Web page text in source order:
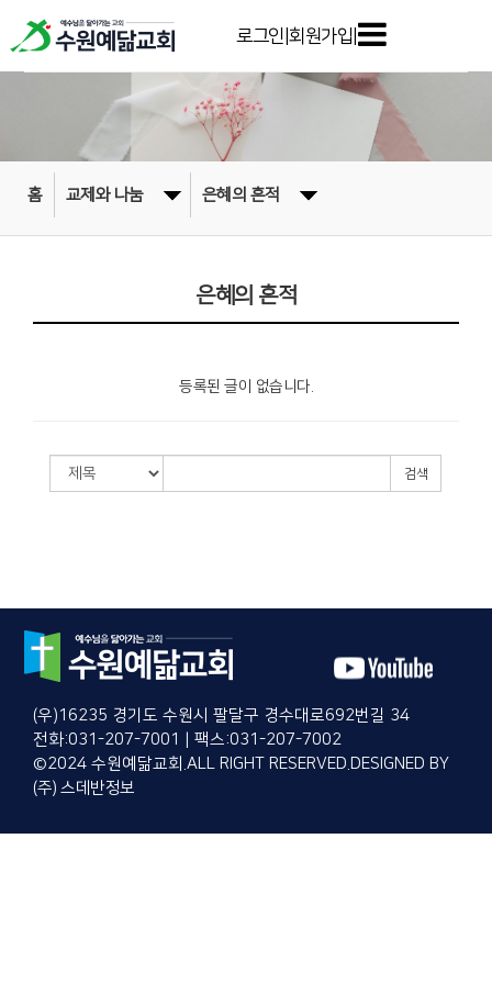
로그인 |회원가입
홈 교제와 나눔 은혜의 흔적
은혜의 흔적
등록된 글이 없습니다.
검색
(우)16235 경기도 수원시 팔달구 경수대로692번길 34
전화:031-207-7001 | 팩스:031-207-7002
©2024 수원예닮교회.ALL RIGHT RESERVED.DESIGNED BY
(주) 스데반정보